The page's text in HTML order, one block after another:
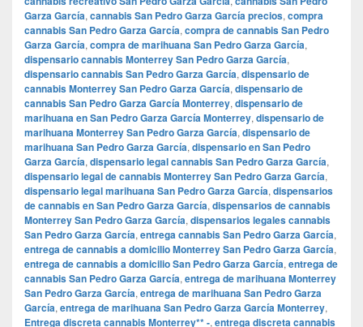
Garza García, cannabis San Pedro Garza García precios, compra
cannabis San Pedro Garza García, compra de cannabis San Pedro
Garza García, compra de marihuana San Pedro Garza García,
dispensario cannabis Monterrey San Pedro Garza García,
dispensario cannabis San Pedro Garza García, dispensario de
cannabis Monterrey San Pedro Garza García, dispensario de
cannabis San Pedro Garza García Monterrey, dispensario de
marihuana en San Pedro Garza García Monterrey, dispensario de
marihuana Monterrey San Pedro Garza García, dispensario de
marihuana San Pedro Garza García, dispensario en San Pedro
Garza García, dispensario legal cannabis San Pedro Garza García,
dispensario legal de cannabis Monterrey San Pedro Garza García,
dispensario legal marihuana San Pedro Garza García, dispensarios
de cannabis en San Pedro Garza García, dispensarios de cannabis
Monterrey San Pedro Garza García, dispensarios legales cannabis
San Pedro Garza García, entrega cannabis San Pedro Garza García,
entrega de cannabis a domicilio Monterrey San Pedro Garza García,
entrega de cannabis a domicilio San Pedro Garza García, entrega de
cannabis San Pedro Garza García, entrega de marihuana Monterrey
San Pedro Garza García, entrega de marihuana San Pedro Garza
García, entrega de marihuana San Pedro Garza García Monterrey,
Entrega discreta cannabis Monterrey** -, entrega discreta cannabis